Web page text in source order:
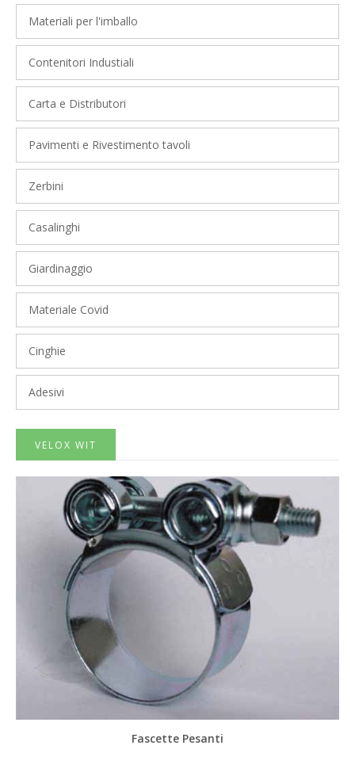
Materiali per l'imballo
Contenitori Industiali
Carta e Distributori
Pavimenti e Rivestimento tavoli
Zerbini
Casalinghi
Giardinaggio
Materiale Covid
Cinghie
Adesivi
VELOX WIT
Fascette Pesanti